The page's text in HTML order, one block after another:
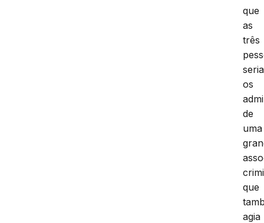
que
as
três
os
de
uma
que
agia